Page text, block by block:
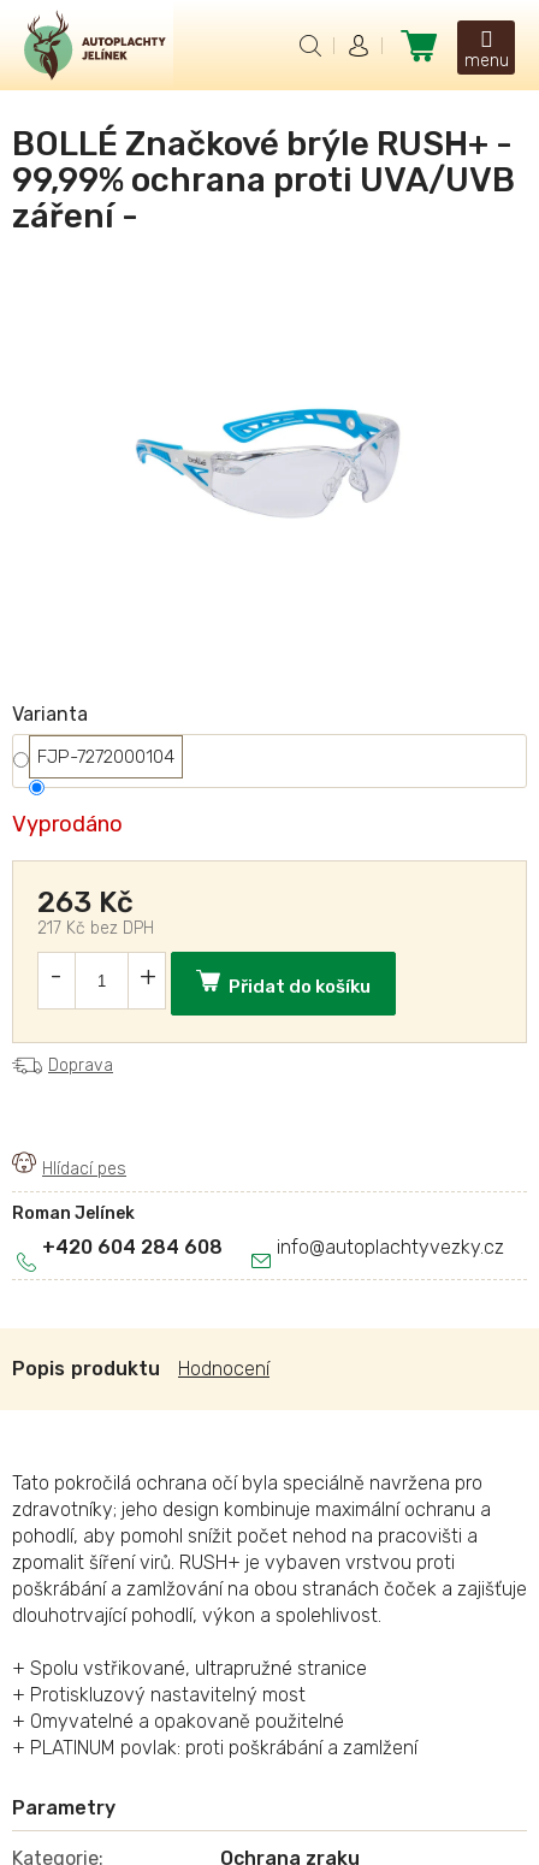
obsah
Nákupní
košík
BOLLÉ Značkové brýle RUSH+ -
99,99% ochrana proti UVA/UVB
záření -
Vyprodáno
Varianta
FJP-7272000104
263 Kč
217 Kč bez DPH
Přidat do košíku
Roman Jelínek
info@autoplachtyvezky.cz
+420 604 284 608
Doprava
Popis Hodnocení
Tato pokročilá ochrana očí byla speciálně navržena pro
zdravotníky; jeho design kombinuje maximální ochranu a
pohodlí, aby pomohl snížit počet nehod na pracovišti a
zpomalit šíření virů. RUSH+ je vybaven vrstvou proti
poškrábání a zamlžování na obou stranách čoček a zajišťuje
dlouhotrvající pohodlí, výkon a spolehlivost.
+ Spolu vstřikované, ultrapružné stranice
+ Protiskluzový nastavitelný most
+ Omyvatelné a opakovaně použitelné
+ PLATINUM povlak: proti poškrábání a zamlžení
Kategorie: Ochrana zraku